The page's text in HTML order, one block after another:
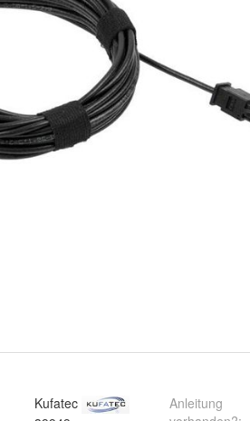
Kufatec
Anleitung